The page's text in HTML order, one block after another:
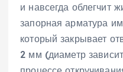
и навсегда облегчит
запорная арматура
который закрывает
2 мм (диаметр